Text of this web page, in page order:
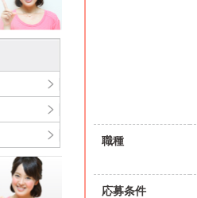
職種
応募条件